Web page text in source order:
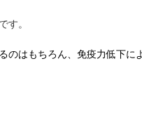
す。
のはもちろん、免疫力低下に